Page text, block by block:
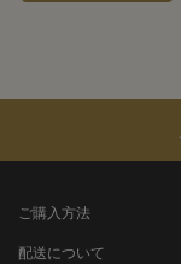
ご購入方法
配送について